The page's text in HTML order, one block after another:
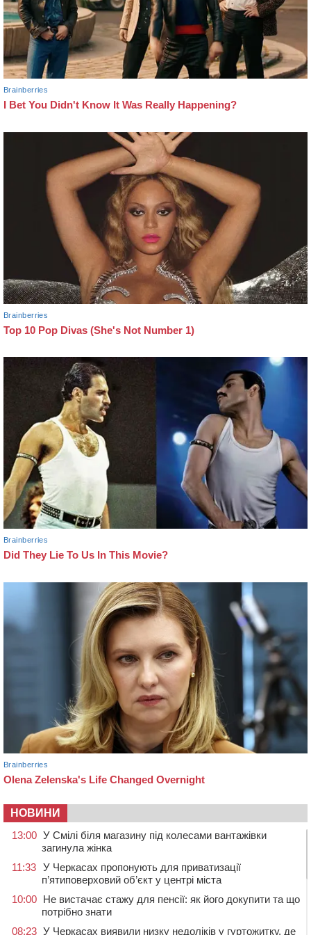
НОВИНИ
13:00 У Смілі біля магазину під колесами вантажівки
загинула жінка
11:33 У Черкасах пропонують для приватизації
п’ятиповерховий об’єкт у центрі міста
10:00 Не вистачає стажу для пенсії: як його докупити та що
потрібно знати
08:23 У Черкасах виявили низку недоліків у гуртожитку, де